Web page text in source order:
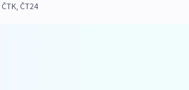
ČTK, ČT24